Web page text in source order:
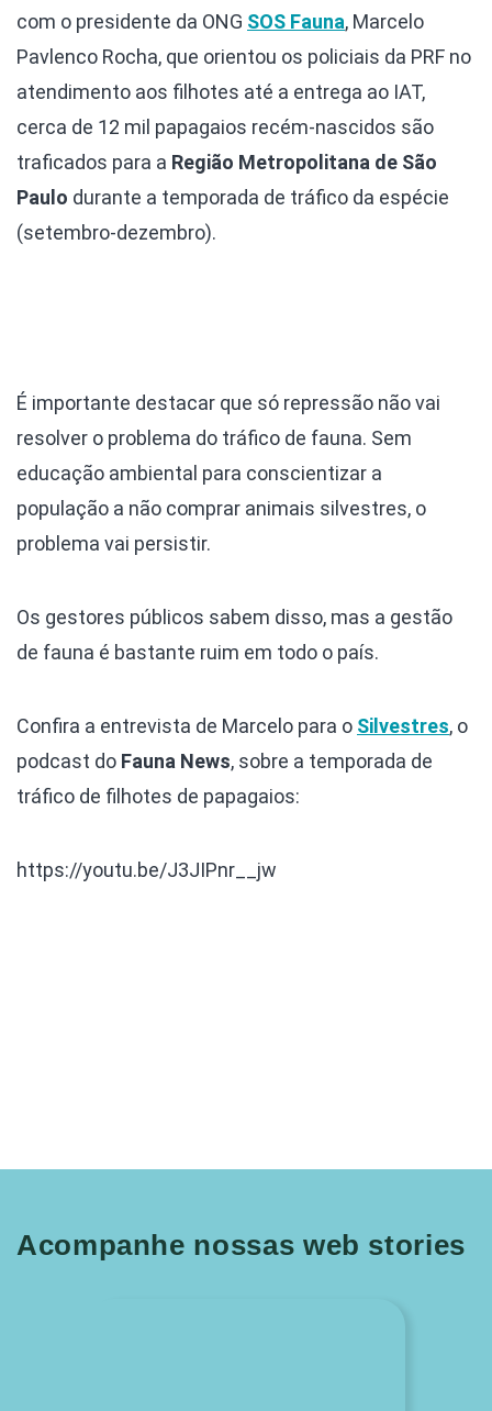
com o presidente da ONG SOS Fauna, Marcelo
Pavlenco Rocha, que orientou os policiais da PRF no
atendimento aos filhotes até a entrega ao IAT,
cerca de 12 mil papagaios recém-nascidos são
traficados para a Região Metropolitana de São
Paulo durante a temporada de tráfico da espécie
(setembro-dezembro).
É importante destacar que só repressão não vai
resolver o problema do tráfico de fauna. Sem
educação ambiental para conscientizar a
população a não comprar animais silvestres, o
problema vai persistir.
Os gestores públicos sabem disso, mas a gestão
de fauna é bastante ruim em todo o país.
Confira a entrevista de Marcelo para o Silvestres, o
podcast do Fauna News, sobre a temporada de
tráfico de filhotes de papagaios:
https://youtu.be/J3JIPnr__jw
Acompanhe nossas web stories